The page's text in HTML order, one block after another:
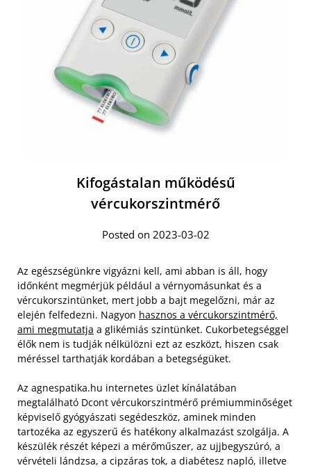
Kifogástalan működésű
vércukorszintmérő
Posted on 2023-03-02
Az egészségünkre vigyázni kell, ami abban is áll, hogy
időnként megmérjük például a vérnyomásunkat és a
vércukorszintünket, mert jobb a bajt megelőzni, már az
elején felfedezni. Nagyon hasznos a vércukorszintmérő,
ami megmutatja a glikémiás szintünket. Cukorbetegséggel
élők nem is tudják nélkülözni ezt az eszközt, hiszen csak
méréssel tarthatják kordában a betegségüket.
Az agnespatika.hu internetes üzlet kínálatában
megtalálható Dcont vércukorszintmérő prémiumminőséget
képviselő gyógyászati segédeszköz, aminek minden
tartozéka az egyszerű és hatékony alkalmazást szolgálja. A
készülék részét képezi a mérőműszer, az ujjbegyszúró, a
vérvételi lándzsa, a cipzáras tok, a diabétesz napló, illetve